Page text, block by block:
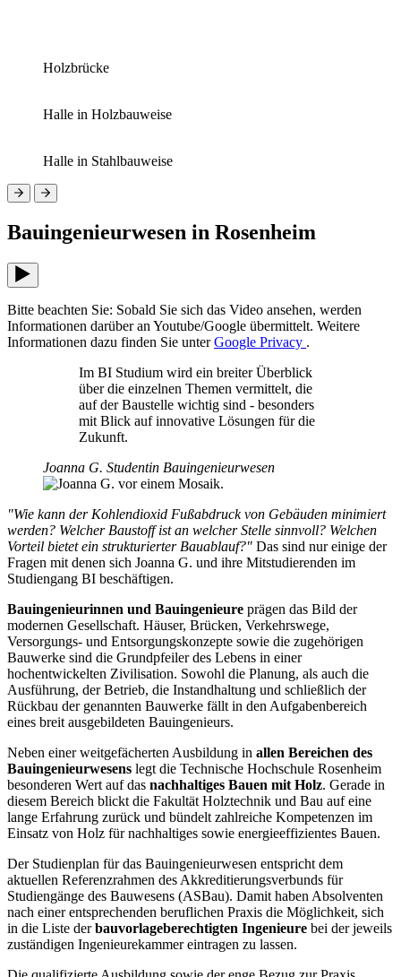
Holzbrücke
Halle in Holzbauweise
Halle in Stahlbauweise
Bauingenieurwesen in Rosenheim
Bitte beachten Sie: Sobald Sie sich das Video ansehen, werden
Informationen darüber an Youtube/Google übermittelt. Weitere
Informationen dazu finden Sie unterGoogle Privacy .
Im BI Studium wird ein breiter Überblick
über die einzelnen Themen vermittelt, die
auf der Baustelle wichtig sind - besonders
mit Blick auf innovative Lösungen für die
Zukunft.
Joanna G. Studentin Bauingenieurwesen
"Wie kann der Kohlendioxid Fußabdruck von Gebäuden minimiert
werden? Welcher Baustoff ist an welcher Stelle sinnvoll? Welchen
Vorteil bietet ein strukturierter Bauablauf?" Das sind nur einige der
Fragen mit denen sich Joanna G. und ihre Mitstudierenden im
Studiengang BI beschäftigen.
Bauingenieurinnen und Bauingenieure prägen das Bild der
modernen Gesellschaft. Häuser, Brücken, Verkehrswege,
Versorgungs- und Entsorgungskonzepte sowie die zugehörigen
Bauwerke sind die Grundpfeiler des Lebens in einer
hochentwickelten Zivilisation. Sowohl die Planung, als auch die
Ausführung, der Betrieb, die Instandhaltung und schließlich der
Rückbau der genannten Bauwerke fällt in den Aufgabenbereich
eines breit ausgebildeten Bauingenieurs.
Neben einer weitgefächerten Ausbildung in allen Bereichen des
Bauingenieurwesens legt die Technische Hochschule Rosenheim
besonderen Wert auf das nachhaltiges Bauen mit Holz. Gerade in
diesem Bereich blickt die Fakultät Holztechnik und Bau auf eine
lange Erfahrung zurück und bündelt zahlreiche Kompetenzen im
Einsatz von Holz für nachhaltiges sowie energieeffizientes Bauen.
Der Studienplan für das Bauingenieurwesen entspricht dem
aktuellen Referenzrahmen des Akkreditierungsverbunds für
Studiengänge des Bauwesens (ASBau). Damit haben Absolventen
nach einer entsprechenden beruflichen Praxis die Möglichkeit, sich
in die Liste derbauvorlageberechtigten Ingenieure bei der jeweils
zuständigen Ingenieurekammer eintragen zu lassen.